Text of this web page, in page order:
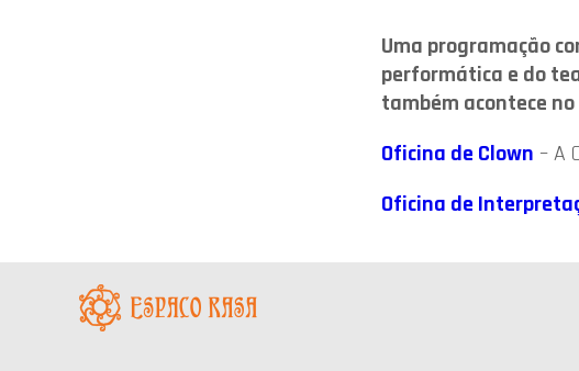
Uma programação
performática e do
também acontece no
Oficina de Clown – A
Oficina de